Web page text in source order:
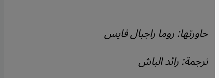
حاورتها: روما راجبال فايس
ترجمة: رائد الباش